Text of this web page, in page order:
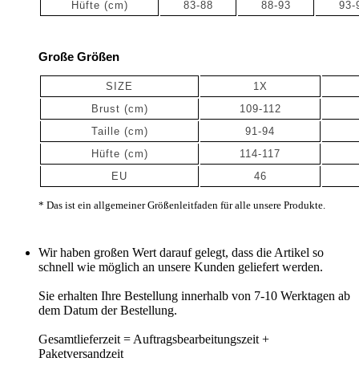
Hüfte (cm)
83-88 88-93 93-
Große Größen
SIZE
1X
Brust (cm)
109-112
Taille (cm)
91-94
Hüfte (cm)
114-117
EU
46
* Das ist ein allgemeiner Größenleitfaden für alle unsere Produkte.
Wir haben großen Wert darauf gelegt, dass die Artikel so
schnell wie möglich an unsere Kunden geliefert werden.
Sie erhalten Ihre Bestellung innerhalb von 7-10 Werktagen ab
dem Datum der Bestellung.
Gesamtlieferzeit = Auftragsbearbeitungszeit +
Paketversandzeit